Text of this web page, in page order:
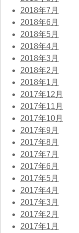
2018年7月
2018年6月
2018年5月
2018年4月
2018年3月
2018年2月
2018年1月
2017年12月
2017年11月
2017年10月
2017年9月
2017年8月
2017年7月
2017年6月
2017年5月
2017年4月
2017年3月
2017年2月
2017年1月